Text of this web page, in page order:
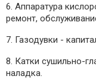
6. Аппаратура
ремонт,
7. Газодувки -
8. Катки сушильно-
наладка.